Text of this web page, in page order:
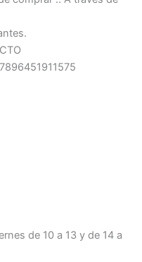
de 10 a 13 y de 14 a